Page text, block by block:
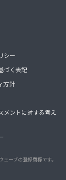
シー
づく表記
方針
メントに対する考え
ェーブの登録商標です。